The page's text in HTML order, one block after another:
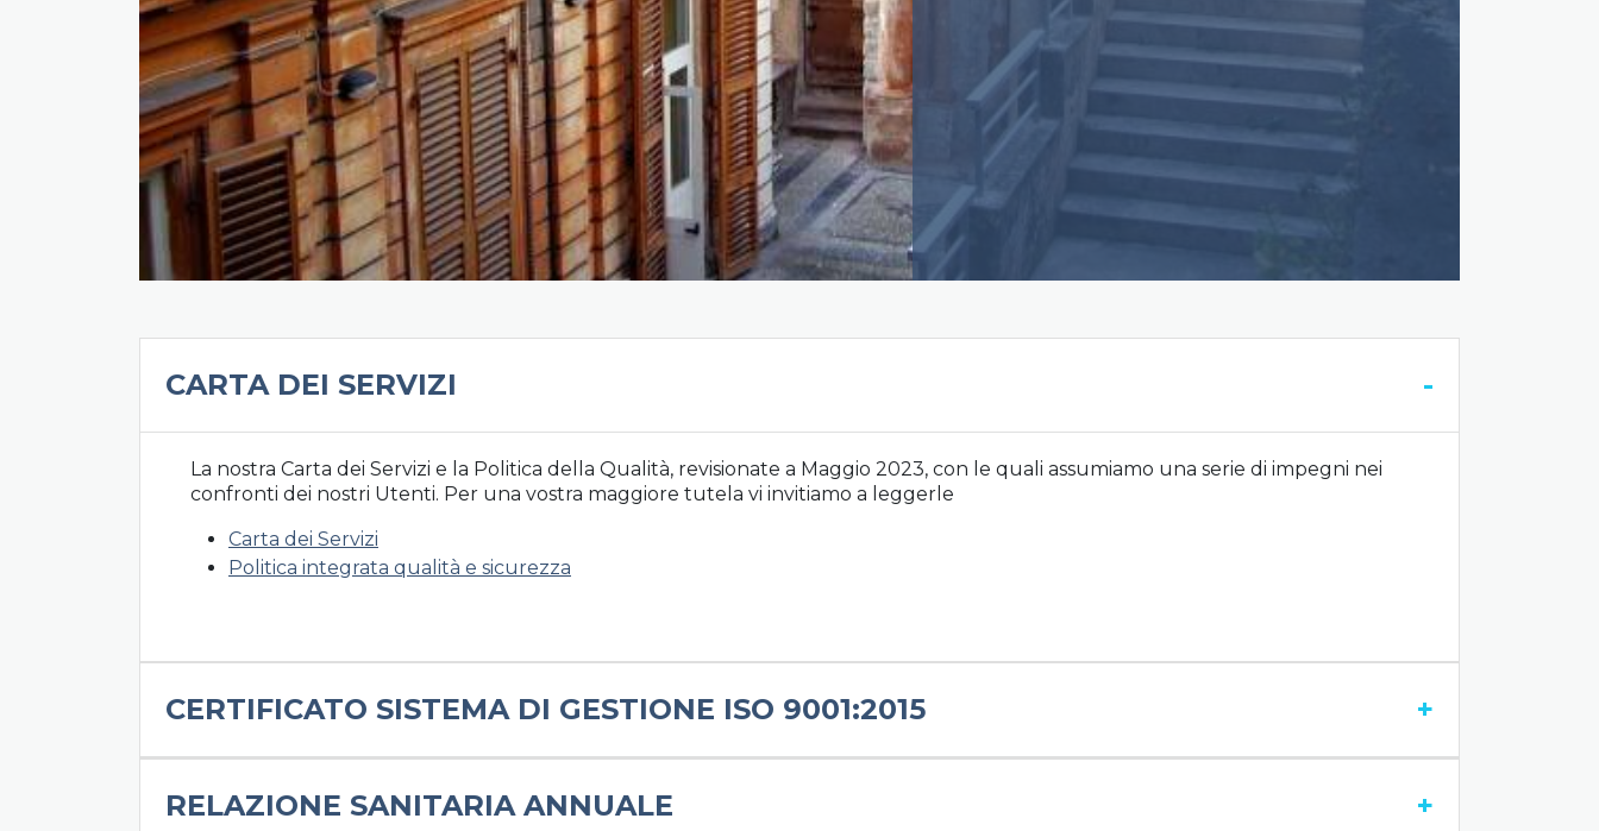
CARTA DEI SERVIZI -
La nostra Carta dei Servizi e la Politica della Qualità, revisionate a Maggio 2023, con le quali assumiamo una serie di impegni nei
confronti dei nostri Utenti. Per una vostra maggiore tutela vi invitiamo a leggerle
Carta dei Servizi
Politica integrata qualità e sicurezza
CERTIFICATO SISTEMA DI GESTIONE ISO 9001:2015 +
RELAZIONE SANITARIA ANNUALE +